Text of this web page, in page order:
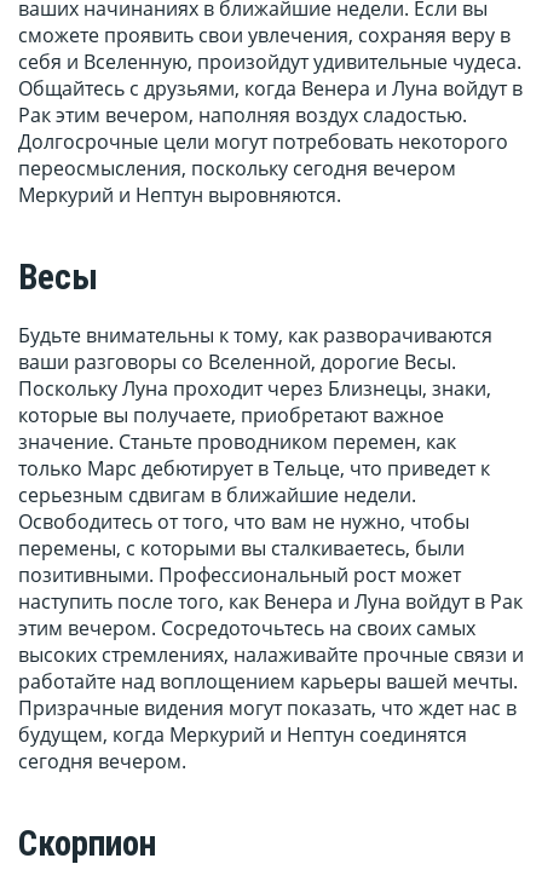
ваших начинаниях в ближайшие недели. Если вы
сможете проявить свои увлечения, сохраняя веру в
себя и Вселенную, произойдут удивительные чудеса.
Общайтесь с друзьями, когда Венера и Луна войдут в
Рак этим вечером, наполняя воздух сладостью.
Долгосрочные цели могут потребовать некоторого
переосмысления, поскольку сегодня вечером
Меркурий и Нептун выровняются.
Весы
Будьте внимательны к тому, как разворачиваются
ваши разговоры со Вселенной, дорогие Весы.
Поскольку Луна проходит через Близнецы, знаки,
которые вы получаете, приобретают важное
значение. Станьте проводником перемен, как
только Марс дебютирует в Тельце, что приведет к
серьезным сдвигам в ближайшие недели.
Освободитесь от того, что вам не нужно, чтобы
перемены, с которыми вы сталкиваетесь, были
позитивными. Профессиональный рост может
наступить после того, как Венера и Луна войдут в Рак
этим вечером. Сосредоточьтесь на своих самых
высоких стремлениях, налаживайте прочные связи и
работайте над воплощением карьеры вашей мечты.
Призрачные видения могут показать, что ждет нас в
будущем, когда Меркурий и Нептун соединятся
сегодня вечером.
Скорпион